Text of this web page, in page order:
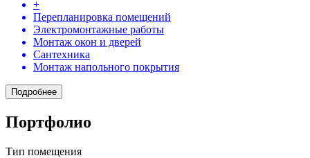
+
Перепланировка помещений
Электромонтажные работы
Монтаж окон и дверей
Сантехника
Монтаж напольного покрытия
Подробнее
Портфолио
Тип помещения